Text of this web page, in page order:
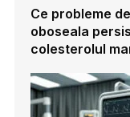
Ce probleme
oboseala
colesterolul